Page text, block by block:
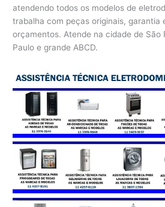
atendendo todos os modelos de
trabalha com peças originais, garantia
orçamentos. Atende na cidade de São
Paulo e grande ABCD.